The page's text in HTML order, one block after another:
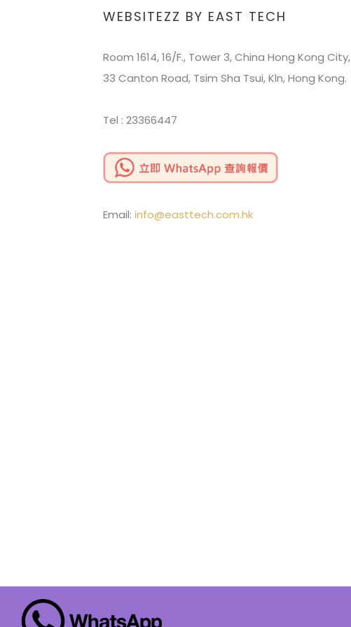
WEBSITEZZ BY EAST TECH
Room 1614, 16/F., Tower 3, China Hong Kong City,
33 Canton Road, Tsim Sha Tsui, Kln, Hong Kong.
Tel : 23366447
Email: info@easttech.com.hk